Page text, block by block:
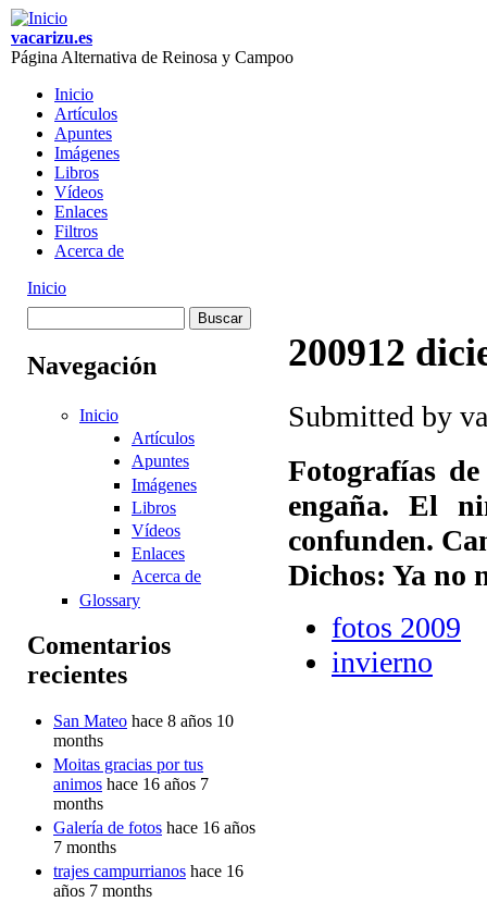
Skip to main content
vacarizu.es
Página Alternativa de Reinosa y Campoo
Main menu
Inicio
Artículos
Apuntes
Imágenes
Libros
Vídeos
Enlaces
Filtros
Acerca de
You are here
Inicio
búsqueda
Navegación
Inicio
Artículos
Apuntes
Imágenes
Libros
Vídeos
Enlaces
Acerca de
Glossary
Comentarios
recientes
San Mateo hace 8 años 10
months
Moitas gracias por tus
animos hace 16 años 7
months
Galería de fotos hace 16 años
7 months
trajes campurrianos hace 16
años 7 months
200912
Submitted by
Fotografías
engaña. El
confunden.
Dichos: Ya no
fotos 2009
invierno